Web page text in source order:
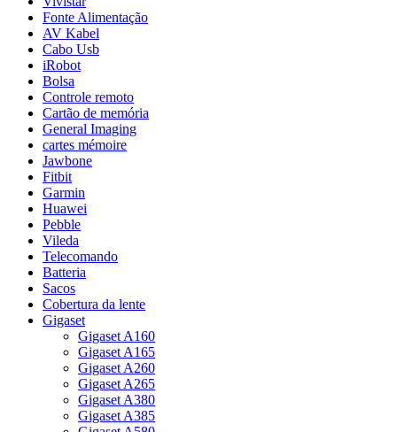
Fonte Alimentação
AV Kabel
Cabo Usb
iRobot
Bolsa
Controle remoto
Cartão de memória
General Imaging
cartes mémoire
Jawbone
Fitbit
Garmin
Huawei
Pebble
Vileda
Telecomando
Batteria
Sacos
Cobertura da lente
Gigaset
Gigaset A160
Gigaset A165
Gigaset A260
Gigaset A265
Gigaset A380
Gigaset A385